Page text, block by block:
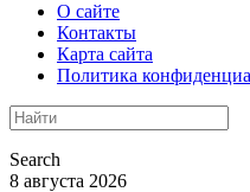
О сайте
Контакты
Карта сайта
Политика
Search
8 августа 2026